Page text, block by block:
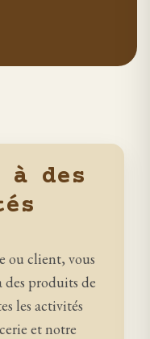
des
ou client, vous
des produits de
les activités
et notre